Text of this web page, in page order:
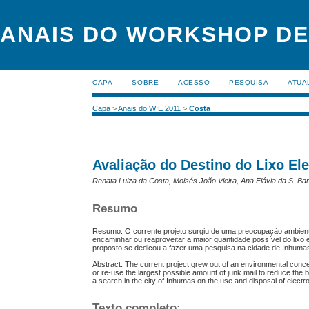
ANAIS DO WORKSHOP
CAPA SOBRE ACESSO PESQUISA
Capa >Anais do WIE 2011 >Costa
Avaliação do Destino do Lixo
Renata Luiza da Costa, Moisés João Vieira, Ana Flávia da S.
Resumo
Resumo: O corrente projeto surgiu de uma preocupação
encaminhar ou reaproveitar a maior quantidade possível do
proposto se dedicou a fazer uma pesquisa na cidade de
Abstract: The current project grew out of an environmental
or re-use the largest possible amount of junk mail to reduce
a search in the city of Inhumas on the use and disposal of